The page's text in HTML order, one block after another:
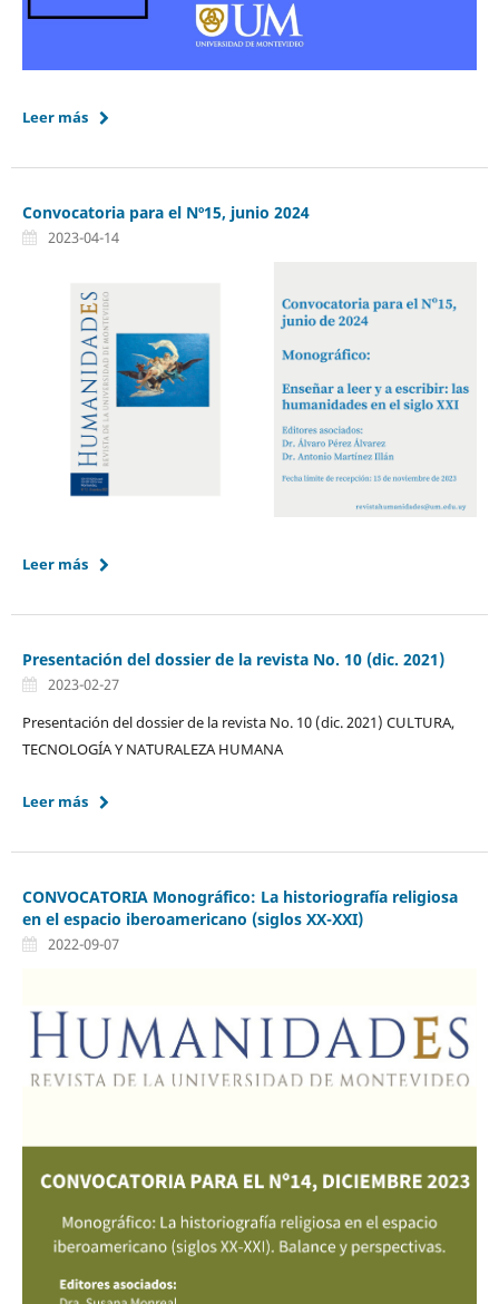
Leer más
Convocatoria para el Nº15, junio 2024
2023-04-14
Leer más
Presentación del dossier de la revista No. 10 (dic. 2021)
2023-02-27
Presentación del dossier de la revista No. 10 (dic. 2021) CULTURA,
TECNOLOGÍA Y NATURALEZA HUMANA
Leer más
CONVOCATORIA Monográfico: La historiografía religiosa
en el espacio iberoamericano (siglos XX-XXI)
2022-09-07